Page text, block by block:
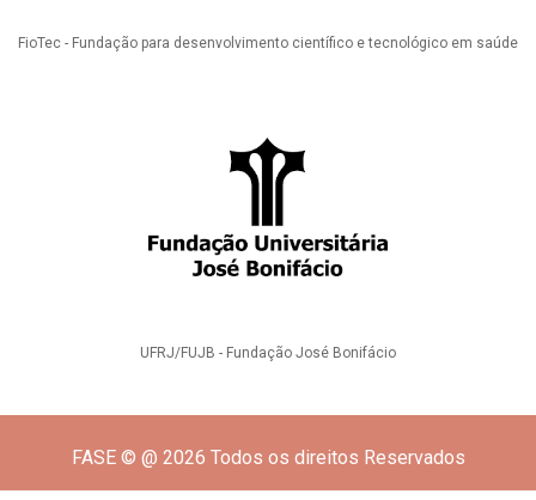
FioTec - Fundação para desenvolvimento científico e tecnológico em saúde
UFRJ/FUJB - Fundação José Bonifácio
FASE © @ 2026 Todos os direitos Reservados